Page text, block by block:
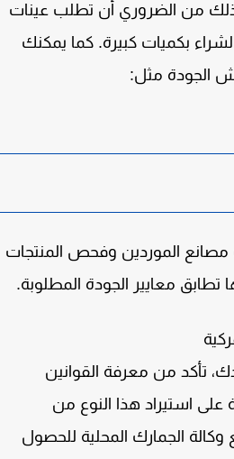
من الضروري أن تطلب عينات
بكميات كبيرة. كما يمكنك
الجودة مثل:
الموردين وفحص المنتجات
معايير الجودة المطلوبة.
تأكد من معرفة القوانين
استيراد هذا النوع من
الجمارك المحلية للحصول